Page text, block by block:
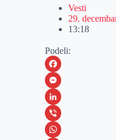
Vesti
29.
13:18
Podeli:
F
a
c
e
M
e
s
L
iV